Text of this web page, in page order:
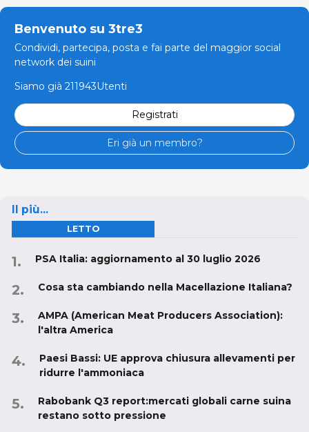
Benvenuto su 3tre3
Condividi, partecipa, posta e fai parte del maggior social
network dei suini
Siamo già 211943Utenti
Registrati
Eri già un membro?
Il più...
LETTO
PSA Italia: aggiornamento al 30 luglio 2026
Cosa sta cambiando nella Macellazione Italiana?
AMPA (American Meat Producers Association):
l'altra America
Paesi Bassi: UE approva chiusura allevamenti per
ridurre l'ammoniaca
Rabobank Q3 report:mercati globali carne suina
restano sotto pressione